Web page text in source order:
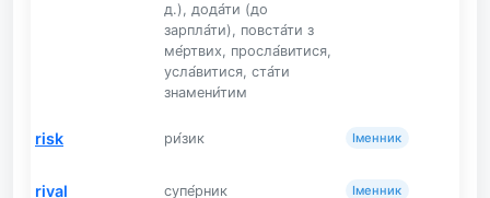
д.), дода́ти (до
зарпла́ти), повста́ти з
ме́ртвих, просла́витися,
усла́витися, ста́ти
знамени́тим
risk ри́зик Іменник
rival супе́рник Іменник